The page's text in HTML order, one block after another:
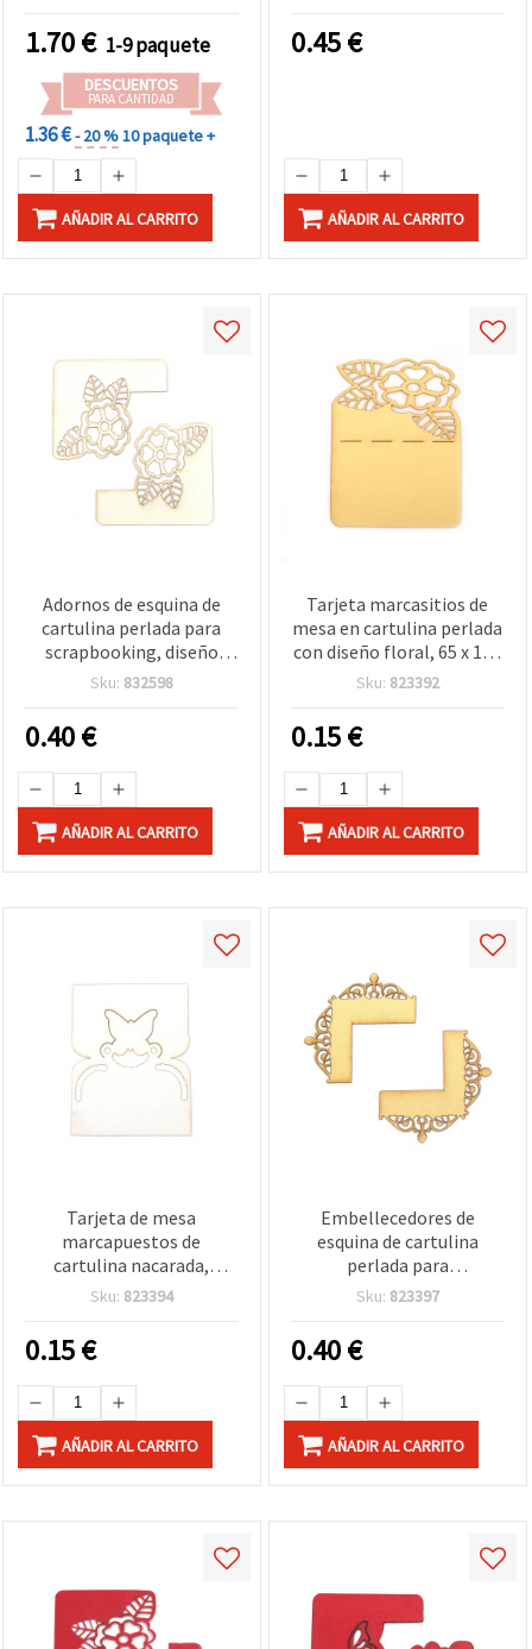
1.70€ 1-9 paquete
DESCUENTOS
PARA CANTIDAD
1.36 €- 20 %10 paquete +
AÑADIR AL CARRITO
0.45€
AÑADIR AL CARRITO
Adornos de esquina de
cartulina perlada para
scrapbooking, diseño
floral, 70 x 60 mm, blanco
Sku: 832598
0.40€
AÑADIR AL CARRITO
Tarjeta marcasitios de
mesa en cartulina perlada
con diseño floral, 65 x 100
mm, color ocre
Sku: 823392
0.15€
AÑADIR AL CARRITO
Tarjeta de mesa
marcapuestos de
cartulina nacarada,
mariposa, blanco, 110 x
Sku: 823394
0.15€
AÑADIR AL CARRITO
Embellecedores de
esquina de cartulina
perlada para
scrapbooking, 45 x 45
Sku: 823397
0.40€
AÑADIR AL CARRITO